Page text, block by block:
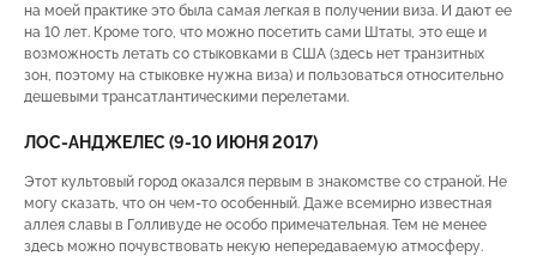
на моей практике это была самая легкая в получении виза. И дают ее
на 10 лет. Кроме того, что можно посетить сами Штаты, это еще и
возможность летать со стыковками в США (здесь нет транзитных
зон, поэтому на стыковке нужна виза) и пользоваться относительно
дешевыми трансатлантическими перелетами.
ЛОС-АНДЖЕЛЕС (9-10 ИЮНЯ 2017)
Этот культовый город оказался первым в знакомстве со страной. Не
могу сказать, что он чем-то особенный. Даже всемирно известная
аллея славы в Голливуде не особо примечательная. Тем не менее
здесь можно почувствовать некую непередаваемую атмосферу.